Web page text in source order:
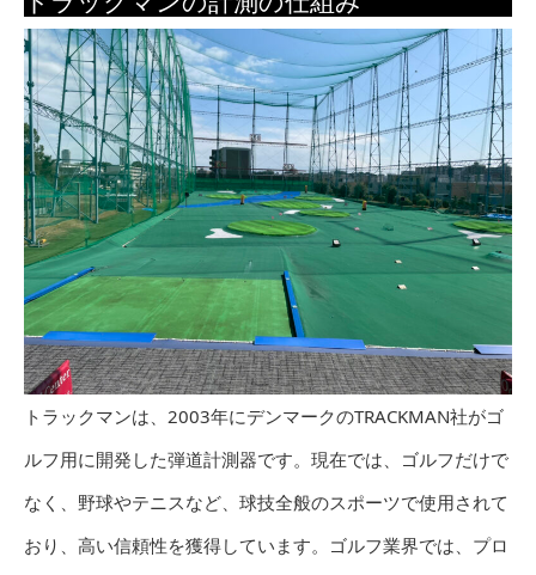
トラックマンは、2003年にデンマークのTRACKMAN社がゴ
ルフ用に開発した弾道計測器です。現在では、ゴルフだけで
なく、野球やテニスなど、球技全般のスポーツで使用されて
おり、高い信頼性を獲得しています。ゴルフ業界では、プロ